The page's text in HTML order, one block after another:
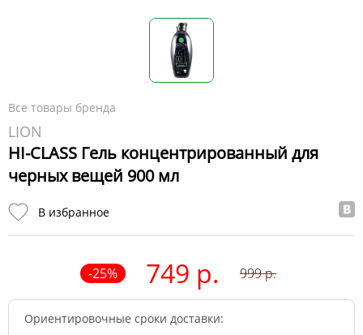
Все товары бренда
LION
HI-CLASS Гель концентрированный для
черных вещей 900 мл
В избранное
-25% 749 р. 999р.
Ориентировочные сроки доставки: